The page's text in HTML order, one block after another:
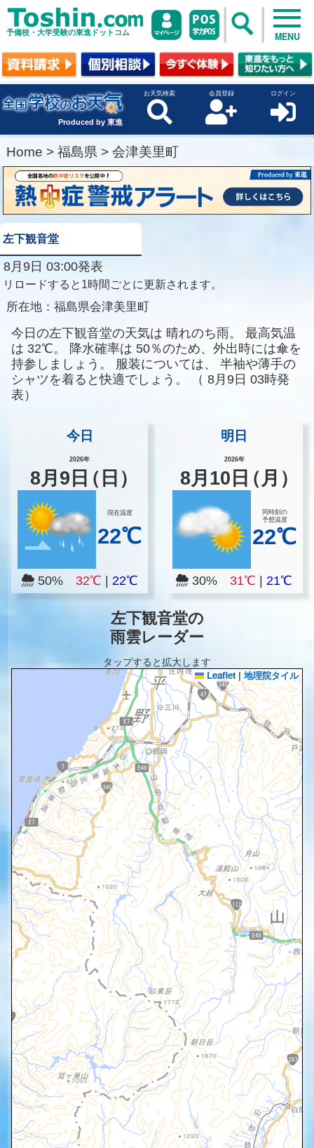
予備校・大学受験の東進ドットコム MENU
Produced by 東進
お天気検索 会員登録 ログイン
Home > 福島県 > 会津美里町
左下観音堂
8月9日 03:00発表
リロードすると1時間ごとに更新されます。
所在地： 福島県会津美里町
今日の左下観音堂の天気は 晴れのち雨。
最高気温
は 32℃。 降水確率は 50％のため、外出時には傘を
持参しましょう。
服装については、
半袖や薄手の
シャツを着ると快適でしょう。
（ 8月9日 03時発
表）
今日
2026年
8月 9 日（日）
現在温度
22℃
50% 32℃ 22℃
明日
2026年
8月 10 日（月）
同時刻の
予想温度
22℃
30% 31℃ |21℃
左下観音堂の
雨雲レーダー
タップすると拡大します
Leaflet | 地理院タイル